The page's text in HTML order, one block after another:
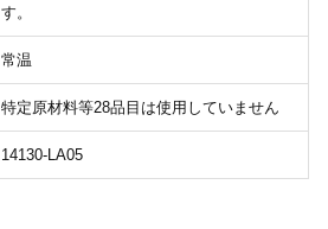
す。
常温
特定原材料等28品目は使用していません
14130-LA05